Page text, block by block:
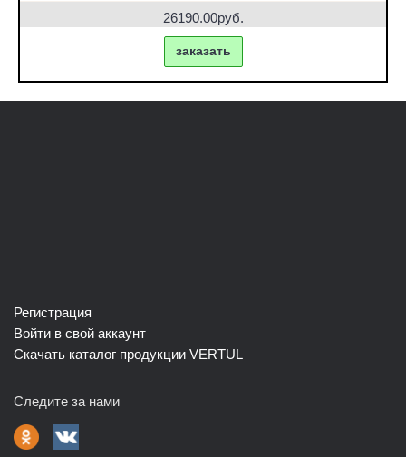
26190.00руб.
заказать
Регистрация
Войти в свой аккаунт
Скачать каталог продукции VERTUL
Следите за нами